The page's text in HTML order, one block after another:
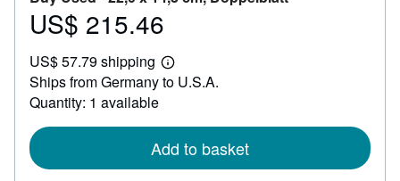
Price
215.46
US$ 215.46
US$ 57.79 shipping
Learn
more
Ships from Germany to U.S.A.
Quantity: 1 available
Add to basket